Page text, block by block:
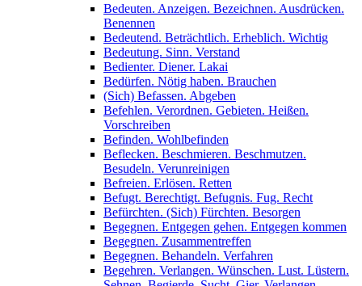
Bedeuten. Anzeigen. Bezeichnen. Ausdrücken.
Benennen
Bedeutend. Beträchtlich. Erheblich. Wichtig
Bedeutung. Sinn. Verstand
Bedienter. Diener. Lakai
Bedürfen. Nötig haben. Brauchen
(Sich) Befassen. Abgeben
Befehlen. Verordnen. Gebieten. Heißen.
Vorschreiben
Befinden. Wohlbefinden
Beflecken. Beschmieren. Beschmutzen.
Besudeln. Verunreinigen
Befreien. Erlösen. Retten
Befugt. Berechtigt. Befugnis. Fug. Recht
Befürchten. (Sich) Fürchten. Besorgen
Begegnen. Entgegen gehen. Entgegen kommen
Begegnen. Zusammentreffen
Begegnen. Behandeln. Verfahren
Begehren. Verlangen. Wünschen. Lust. Lüstern.